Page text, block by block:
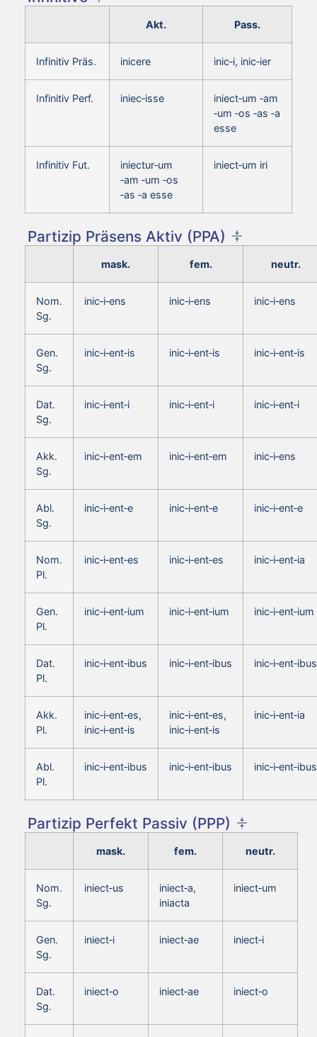
Akt. Pass.
Infinitiv Präs. inicere inic‑i, inic‑ier
Infinitiv Perf. iniec‑isse
iniect‑um ‑am
‑um ‑os ‑as ‑a
esse
Infinitiv Fut.
iniectur‑um
‑am ‑um ‑os
‑as ‑a esse
iniect‑um iri
Partizip Präsens Aktiv (PPA)
mask. fem. neutr.
Nom.
Sg.
inic‑i‑ens inic‑i‑ens inic‑i‑ens
Gen.
Sg.
inic‑i‑ent‑is inic‑i‑ent‑is inic‑i‑ent‑is
Dat.
Sg.
inic‑i‑ent‑i inic‑i‑ent‑i inic‑i‑ent‑i
Akk.
Sg.
inic‑i‑ent‑em inic‑i‑ent‑em inic‑i‑ens
Abl.
Sg.
inic‑i‑ent‑e inic‑i‑ent‑e inic‑i‑ent‑e
Nom.
Pl.
inic‑i‑ent‑es inic‑i‑ent‑es inic‑i‑ent‑ia
Gen.
Pl.
inic‑i‑ent‑ium inic‑i‑ent‑ium inic‑i‑ent‑ium
Dat.
Pl.
inic‑i‑ent‑ibus inic‑i‑ent‑ibus inic‑i‑ent‑ibus
Akk.
Pl.
inic‑i‑ent‑es,
inic‑i‑ent‑is
inic‑i‑ent‑es,
inic‑i‑ent‑is
inic‑i‑ent‑ia
Abl.
Pl.
inic‑i‑ent‑ibus inic‑i‑ent‑ibus inic‑i‑ent‑ibus
Partizip Perfekt Passiv (PPP)
mask. fem. neutr.
Nom.
Sg.
iniect‑us
iniect‑a,
iniacta
iniect‑um
Gen.
Sg.
iniect‑i iniect‑ae iniect‑i
Dat.
Sg.
iniect‑o iniect‑ae iniect‑o